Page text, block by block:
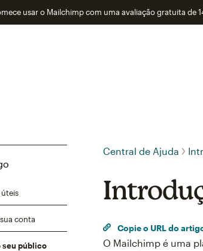
usar o Mailchimp com uma avaliação gratuita de
conta
seu público
Central de Ajuda
Copie o URL do
O Mailchimp é uma